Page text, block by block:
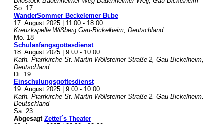
So. 17
WanderSommer Beckelemer Bube
17. August 2025 | 11:00- 18:00
Kreuzkapelle Wißberg Gau-Bickelheim, Deutschland
Mo. 18
Schulanfangsgottesdienst
18. August 2025 | 9:00- 10:00
Kath. Pfarrkirche St. Martin Wöllsteiner Straße 2, Gau-Bickelheim,
Deutschland
Di. 19
Einschulungsgottesdienst
19. August 2025 | 9:00- 10:00
Kath. Pfarrkirche St. Martin Wöllsteiner Straße 2, Gau-Bickelheim,
Deutschland
Sa. 23
Abgesagt Zettel´s Theater